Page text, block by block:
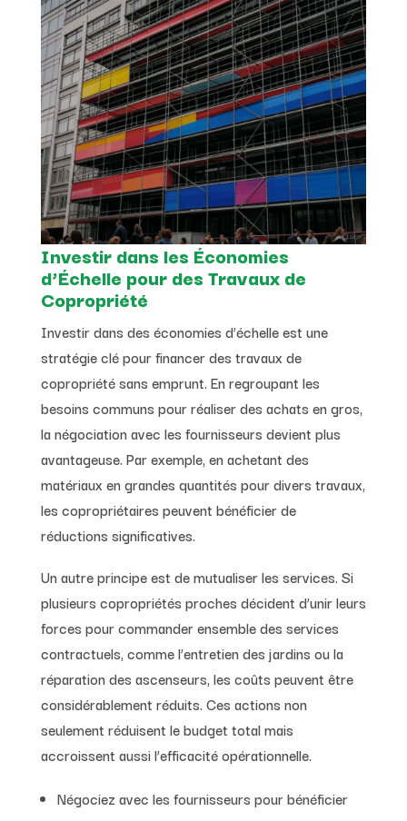
Investir dans les Économies
d’Échelle pour des Travaux de
Copropriété
Investir dans des économies d’échelle est une
stratégie clé pour financer des travaux de
copropriété sans emprunt. En regroupant les
besoins communs pour réaliser des achats en gros,
la négociation avec les fournisseurs devient plus
avantageuse. Par exemple, en achetant des
matériaux en grandes quantités pour divers travaux,
les copropriétaires peuvent bénéficier de
réductions significatives.
Un autre principe est de mutualiser les services. Si
plusieurs copropriétés proches décident d’unir leurs
forces pour commander ensemble des services
contractuels, comme l’entretien des jardins ou la
réparation des ascenseurs, les coûts peuvent être
considérablement réduits. Ces actions non
seulement réduisent le budget total mais
accroissent aussi l’efficacité opérationnelle.
Négociez avec les fournisseurs pour bénéficier